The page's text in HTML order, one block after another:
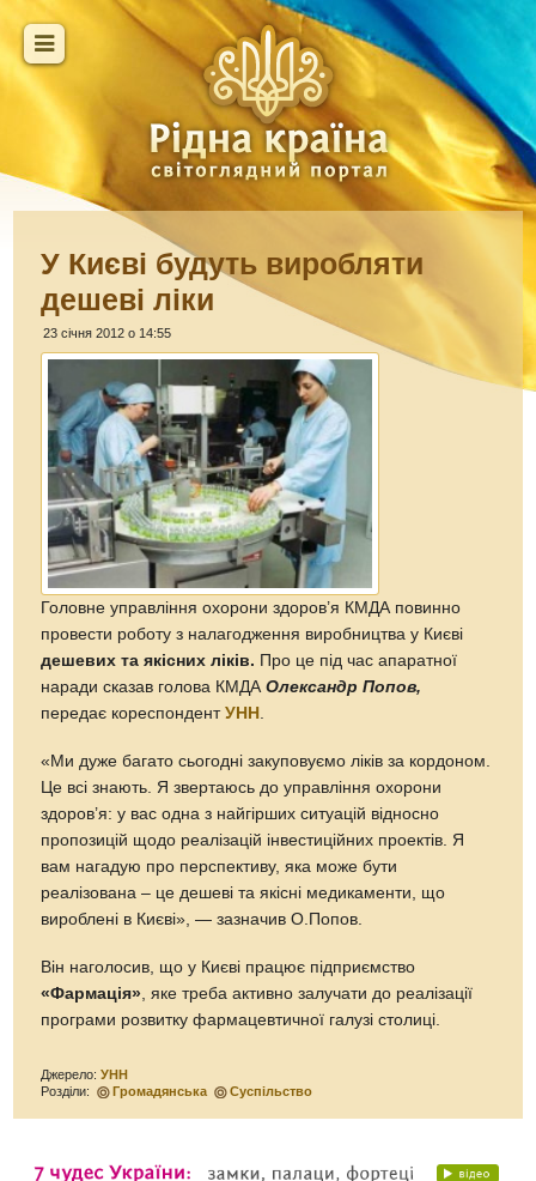
У Києві будуть виробляти
дешеві ліки
23 січня 2012 о 14:55
Головне управління охорони здоров’я КМДА повинно
провести роботу з налагодження виробництва у Києві
дешевих та якісних ліків. Про це під час апаратної
наради сказав голова КМДАОлександр Попов,
передає кореспондентУНН
«Ми дуже багато сьогодні закуповуємо ліків за кордоном.
Це всі знають. Я звертаюсь до управління охорони
здоров’я: у вас одна з найгірших ситуацій відносно
пропозицій щодо реалізацій інвестиційних проектів. Я
вам нагадую про перспективу, яка може бути
реалізована – це дешеві та якісні медикаменти, що
вироблені в Києві», — зазначив О.Попов.
Він наголосив, що у Києві працює підприємство
«Фармація» , яке треба активно залучати до реалізації
програми розвитку фармацевтичної галузі столиці.
Джерело:УНН
Розділи:
Громадянська Суспільство